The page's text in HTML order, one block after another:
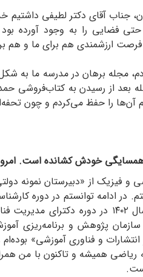
جناب آقای دکتر لطیفی
حتی فضایی را به وجود
ارزشمندی هم برای ما و هم
مجله برهان در مدرسه ما
بعد از رسیدن به
آن‌ها را حفظ می‌کردم و چون
خودش کشانده است.
فیزیک از «دبیرستان نمونه
در ادامه توانستم در دوره
دولتی قم فارغ‌التحصیل شوم و در حال
انتشارات و فناوری آموزشی»
همیشه و تاکنون با من